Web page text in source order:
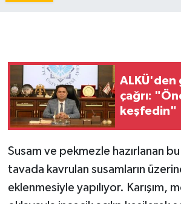
ALKÜ'den
çağrı:
keşfedin"
Susam ve pekmezle hazırlanan
tavada kavrulan susamların
eklenmesiyle yapılıyor. Karışım,